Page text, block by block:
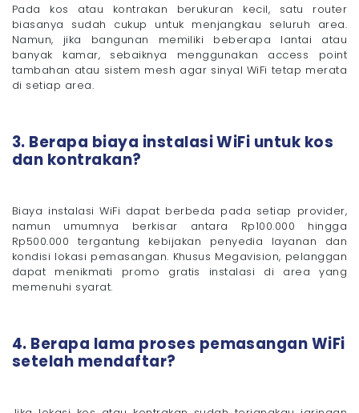
Pada kos atau kontrakan berukuran kecil, satu router
biasanya sudah cukup untuk menjangkau seluruh area.
Namun, jika bangunan memiliki beberapa lantai atau
banyak kamar, sebaiknya menggunakan access point
tambahan atau sistem mesh agar sinyal WiFi tetap merata
di setiap area.
3. Berapa biaya instalasi WiFi untuk kos
dan kontrakan?
Biaya instalasi WiFi dapat berbeda pada setiap provider,
namun umumnya berkisar antara Rp100.000 hingga
Rp500.000 tergantung kebijakan penyedia layanan dan
kondisi lokasi pemasangan. Khusus Megavision, pelanggan
dapat menikmati promo gratis instalasi di area yang
memenuhi syarat.
4. Berapa lama proses pemasangan WiFi
setelah mendaftar?